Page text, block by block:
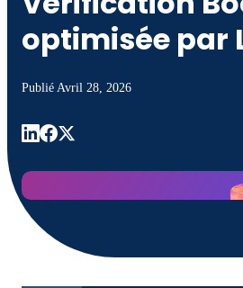
optimisée par
Publié Avril 28, 2026